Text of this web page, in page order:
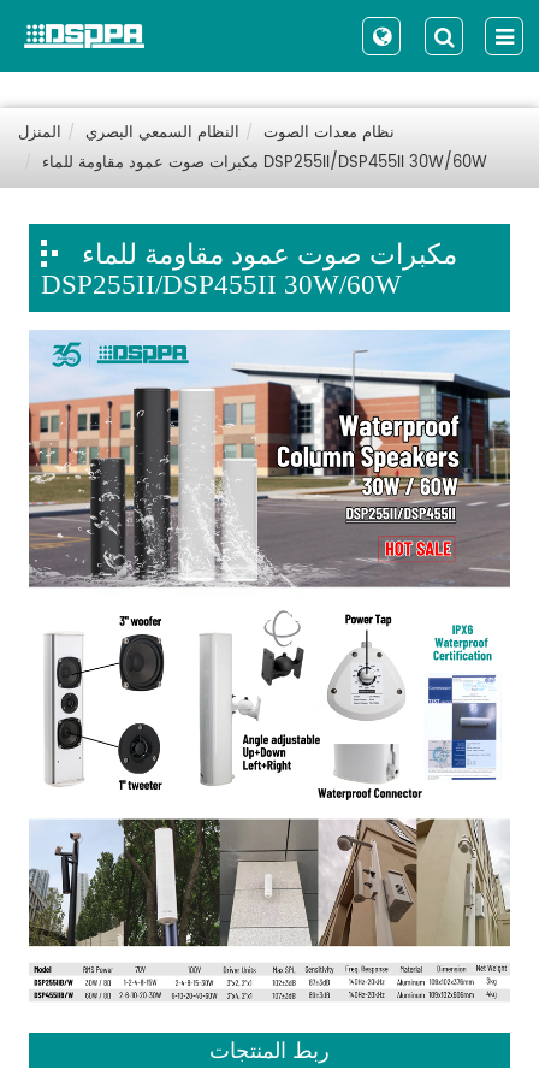
المنزل النظام السمعي البصري
نظام معدات الصوت
مكبرات صوت عمود مقاومة للماء DSP255II/DSP455II 30W/60W
مكبرات صوت عمود مقاومة للماء
DSP255II/DSP455II 30W/60W
ربط المنتجات